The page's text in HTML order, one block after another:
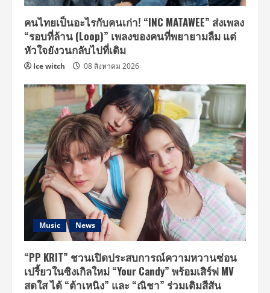
คนไทยเป็นอะไรกับคนเก่า! “INC MATAWEE” ส่งเพลง
“รอบที่ล้าน (Loop)” เพลงของคนที่พยายามลืม แต่
หัวใจยังวนกลับไปที่เดิม
Ice witch 08 สิงหาคม 2026
Music News
“PP KRIT” ชวนเปิดประสบการณ์ความหวานซ่อน
เปรี้ยวในซิงเกิลใหม่ “Your Candy” พร้อมเสิร์ฟ MV
สดใส ได้ “ต้าเหนิง” และ “ณิชา” ร่วมเติมสีสัน